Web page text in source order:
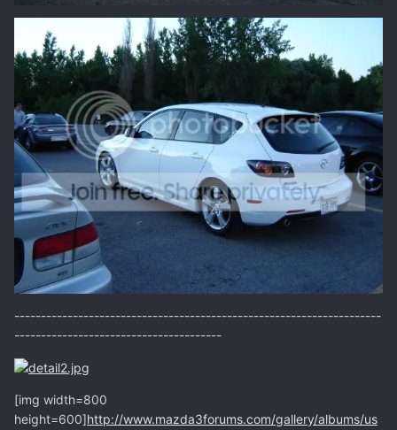
---------------------------------------------------------------------
---------------------------------------
[img width=800
height=600]http://www.mazda3forums.com/gallery/albums/us